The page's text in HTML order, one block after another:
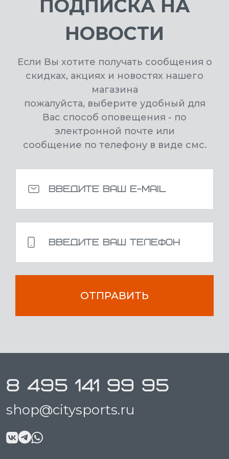
ПОДПИСКА НА
НОВОСТИ
Если Вы хотите получать сообщения о
скидках, акциях и новостях нашего
магазина
пожалуйста, выберите удобный для
Вас способ оповещения - по
электронной почте или
сообщение по телефону в виде смс.
ОТПРАВИТЬ
8 495 141 99 95
shop@citysports.ru